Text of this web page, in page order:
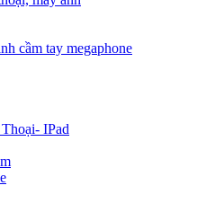
cầm tay megaphone
IPad